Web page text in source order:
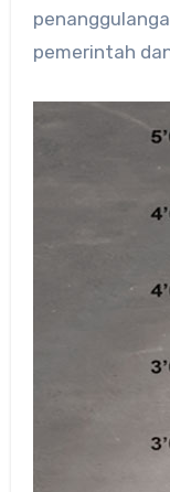
pemerintah